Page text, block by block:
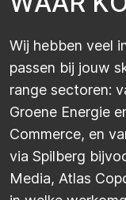
Wij hebben veel
passen bij jouw
range sectoren:
Groene Energie
Commerce, en
via Spilberg
Media, Atlas